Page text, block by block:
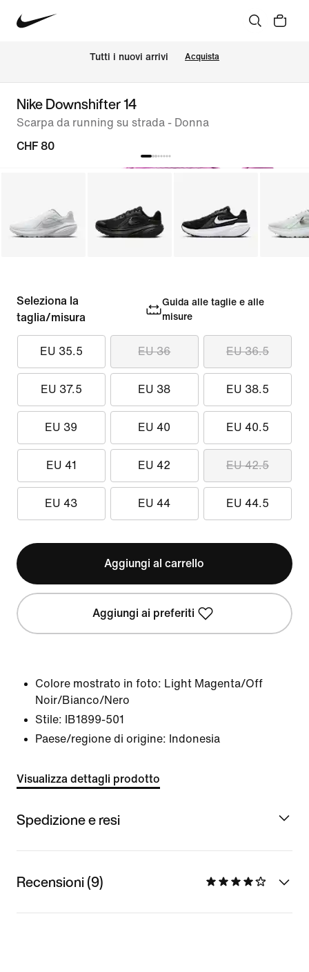
Tutti i nuovi arrivi Acquista
Nike Downshifter 14
Scarpa da running su strada - Donna
CHF 80
Seleziona la
taglia/misura
Guida alle taglie e alle
misure
EU 35.5 EU 36 EU 36.5
EU 37.5 EU 38 EU 38.5
EU 39 EU 40 EU 40.5
EU 41 EU 42 EU 42.5
EU 43 EU 44 EU 44.5
Aggiungi al carrello
Aggiungi ai preferiti
Colore mostrato in foto: Light Magenta/Off
Noir/Bianco/Nero
Stile:
IB1899-501
Paese/regione di origine: Indonesia
Visualizza dettagli prodotto
Spedizione e resi
Recensioni (9)